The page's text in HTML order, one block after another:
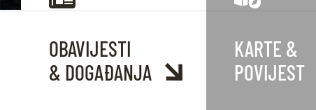
OBAVIJESTI
& DOGAĐANJA
KARTE &
POVIJEST